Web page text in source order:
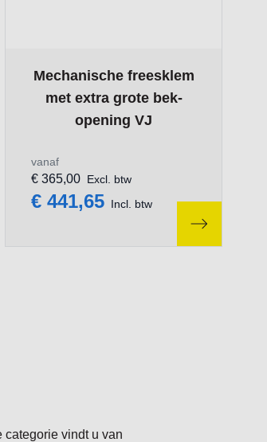
Mechanische freesklem
met extra grote bek-
opening VJ
vanaf
€ 441,65 Incl. btw
€ 365,00 Excl. btw
categorie vindt u van